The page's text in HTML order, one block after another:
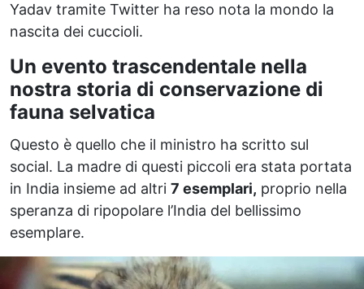
Yadav tramite Twitter ha reso nota la mondo la
nascita dei cuccioli.
Un evento trascendentale nella
nostra storia di conservazione di
fauna selvatica
Questo è quello che il ministro ha scritto sul
social. La madre di questi piccoli era stata portata
in India insieme ad altri 7 esemplari, proprio nella
speranza di ripopolare l’India del bellissimo
esemplare.